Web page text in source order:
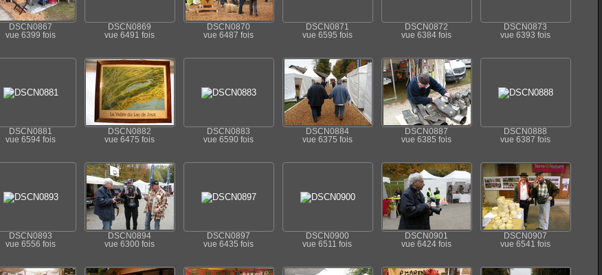
DSCN0867
vue 6399 fois
DSCN0869
vue 6491 fois
DSCN0870
vue 6487 fois
DSCN0871
vue 6595 fois
DSCN0872
vue 6384 fois
DSCN0873
vue 6393 fois
DSCN0881
vue 6594 fois
DSCN0882
vue 6475 fois
DSCN0883
vue 6590 fois
DSCN0884
vue 6375 fois
DSCN0887
vue 6385 fois
DSCN0888
vue 6387 fois
DSCN0893
vue 6556 fois
DSCN0894
vue 6300 fois
DSCN0897
vue 6435 fois
DSCN0900
vue 6511 fois
DSCN0901
vue 6424 fois
DSCN0907
vue 6541 fois